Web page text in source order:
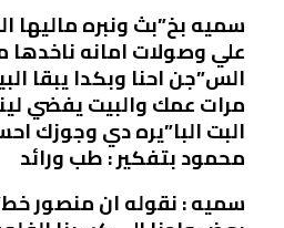
سميه بخ”بث ونبره
علي وصولات امانه
الس”جن احنا وبكدا يبقا
مرات عمك والبيت يفضي
البت البا”يره دي وجوزك
محمود بتفكير : طب ورائد
سميه : نقوله ان منصور